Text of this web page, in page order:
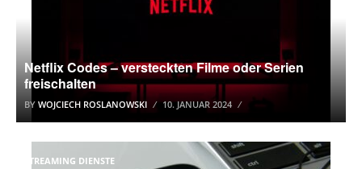
Netflix Codes – versteckten Filme oder Serien
freischalten
BY WOJCIECH ROSLANOWSKI 10. JANUAR 2024
STREAMING DIENSTE